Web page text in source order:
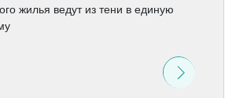
жилья ведут из тени в единую